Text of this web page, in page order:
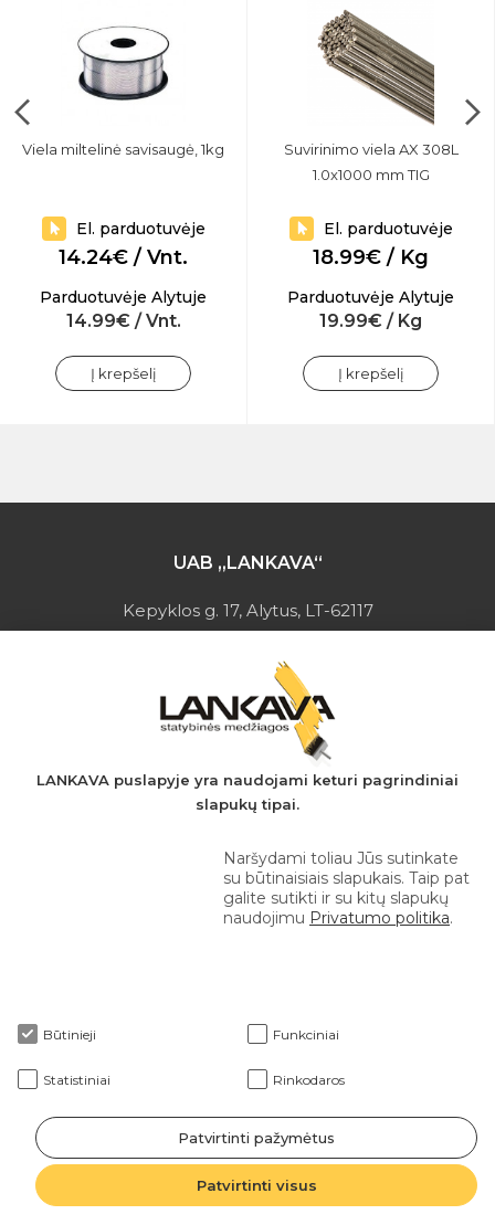
Viela miltelinė savisaugė, 1kg
El. parduotuvėje
14.24€ / Vnt.
Parduotuvėje Alytuje
14.99€ / Vnt.
Į krepšelį
Suvirinimo viela AX 308L
1.0x1000 mm TIG
El. parduotuvėje
18.99€ / Kg
Parduotuvėje Alytuje
19.99€ / Kg
Į krepšelį
UAB „LANKAVA“
Kepyklos g. 17, Alytus, LT-62117
Įmonės kodas: 149728275
PVM mokėtojo kodas: LT497282716
A.s.: LT037044060001923651
AB SEB bankas
+370 610 42 222
Apie mus
Klientams
2026 © Lankava visos teisės saugomos
Sprendimas:
LANKAVA puslapyje yra naudojami keturi pagrindiniai
slapukų tipai.
Naršydami toliau Jūs sutinkate
su būtinaisiais slapukais. Taip pat
galite sutikti ir su kitų slapukų
naudojimu Privatumo politika.
Būtinieji Funkciniai
Statistiniai Rinkodaros
Patvirtinti pažymėtus
Patvirtinti visus